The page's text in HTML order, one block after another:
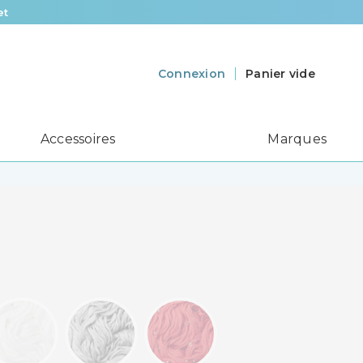
Connexion Panier vide
Accessoires Marques